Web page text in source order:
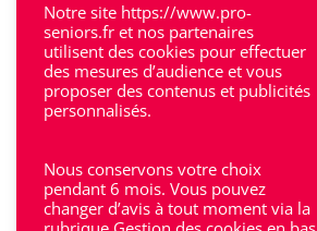
Villeneuve-Sur-Lot
Bron
Notre site https://www.pro-
seniors.fr et nos partenaires
utilisent des cookies pour effectuer
des mesures d’audience et vous
proposer des contenus et publicités
personnalisés.
Nous conservons votre choix
pendant 6 mois. Vous pouvez
changer d’avis à tout moment via la